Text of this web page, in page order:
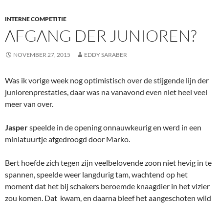
INTERNE COMPETITIE
AFGANG DER JUNIOREN?
NOVEMBER 27, 2015 EDDY SARABER
Was ik vorige week nog optimistisch over de stijgende lijn der
juniorenprestaties, daar was na vanavond even niet heel veel
meer van over.
Jasperspeelde in de opening onnauwkeurig en werd in een
miniatuurtje afgedroogd door Marko.
Bert hoefde zich tegen zijn veelbelovende zoon niet hevig in te
spannen, speelde weer langdurig tam, wachtend op het
moment dat het bij schakers beroemde knaagdier in het vizier
zou komen. Dat kwam, en daarna bleef het aangeschoten wild